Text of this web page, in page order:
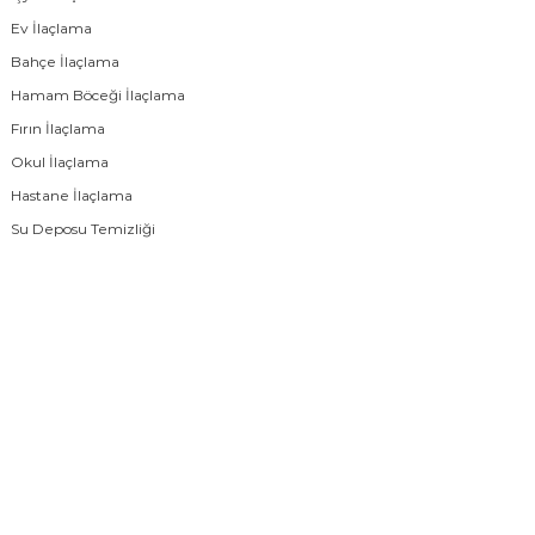
Ev İlaçlama
Bahçe İlaçlama
Hamam Böceği İlaçlama
Fırın İlaçlama
Okul İlaçlama
Hastane İlaçlama
Su Deposu Temizliği